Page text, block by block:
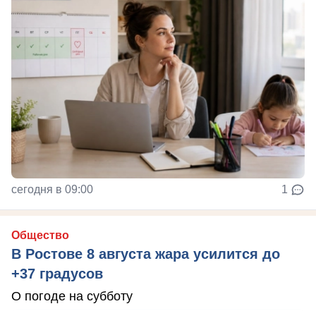
сегодня в 09:00 1
Общество
В Ростове 8 августа жара усилится до
+37 градусов
О погоде на субботу